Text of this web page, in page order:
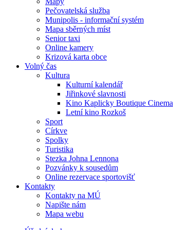
Pečovatelská služba
Munipolis - informační systém
Mapa sběrných míst
Senior taxi
Online kamery
Krizová karta obce
Volný čas
Kultura
Kulturní kalendář
Jiřinkové slavnosti
Kino Kaplicky Boutique Cinema
Letní kino Rozkoš
Sport
Církve
Spolky
Turistika
Stezka Johna Lennona
Pozvánky k sousedům
Online rezervace sportovišť
Kontakty
Kontakty na MÚ
Napište nám
Mapa webu